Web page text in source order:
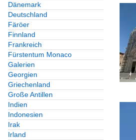
Dänemark
Deutschland
Färöer
Finnland
Frankreich
Fürstentum Monaco
Galerien
Georgien
Griechenland
Große Antillen
Indien
Indonesien
Irak
Irland